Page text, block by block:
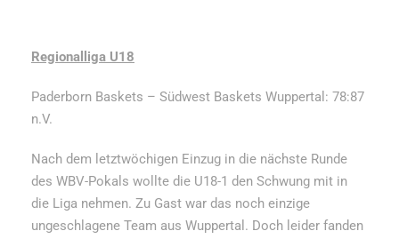
Regionalliga U18
Paderborn Baskets – Südwest Baskets Wuppertal: 78:87
n.V.
Nach dem letztwöchigen Einzug in die nächste Runde
des WBV-Pokals wollte die U18-1 den Schwung mit in
die Liga nehmen. Zu Gast war das noch einzige
ungeschlagene Team aus Wuppertal. Doch leider fanden